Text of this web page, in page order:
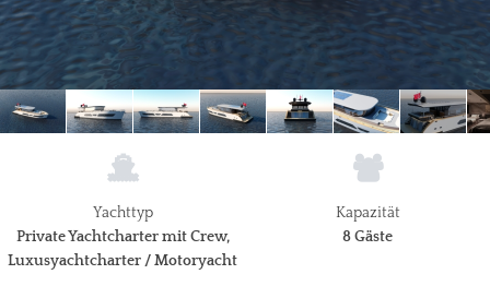
Yachttyp
Private Yachtcharter mit Crew,
Luxusyachtcharter / Motoryacht
Kapazität
8 Gäste